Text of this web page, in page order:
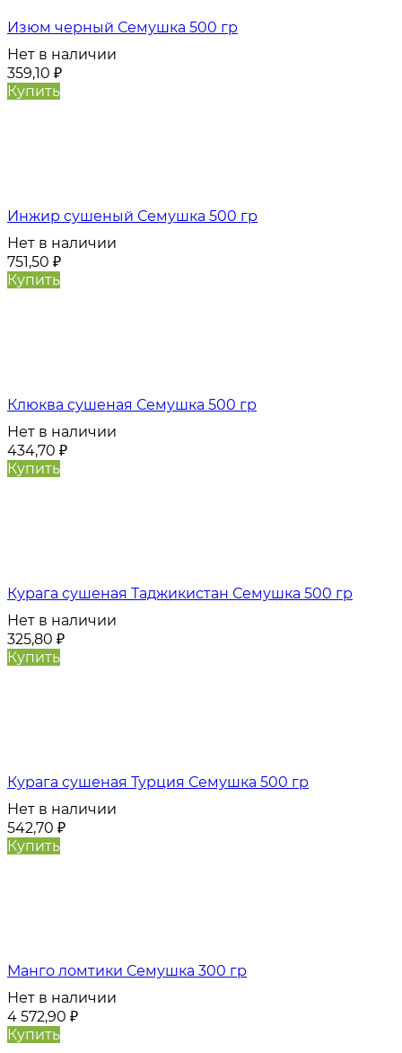
Изюм черный Семушка 500 гр
Нет в наличии
359,10 ₽
Купить
Инжир сушеный Семушка 500 гр
Нет в наличии
751,50 ₽
Купить
Клюква сушеная Семушка 500 гр
Нет в наличии
434,70 ₽
Купить
Курага сушеная Таджикистан Семушка 500 гр
Нет в наличии
325,80 ₽
Купить
Курага сушеная Турция Семушка 500 гр
Нет в наличии
542,70 ₽
Купить
Манго ломтики Семушка 300 гр
Нет в наличии
4 572,90 ₽
Купить